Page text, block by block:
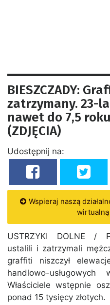
BIESZCZADY:
zatrzymany. 23-
nawet do 7,5
(ZDJĘCIA)
Udostępnij na:
Wspieraj naszą
wirtualną
USTRZYKI DOLNE /
ustalili i zatrzymali
graffiti niszczył
handlowo-
Właściciele wstępnie
ponad 15 tysięcy złotych.